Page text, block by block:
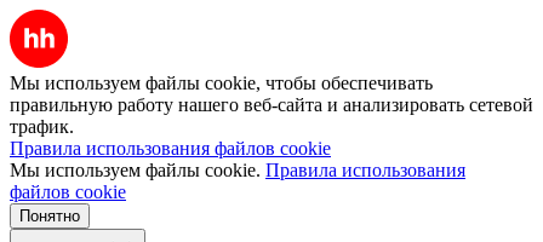
Мы используем файлы cookie, чтобы обеспечивать
правильную работу нашего веб-сайта и анализировать сетевой
трафик.
Правила использования файлов cookie
Мы используем файлы cookie. Правила использования
файлов cookie
Понятно